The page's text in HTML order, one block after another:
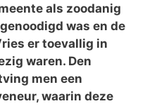
als zoodanig
was en de
er toevallig in
waren. Den
men een
waarin deze